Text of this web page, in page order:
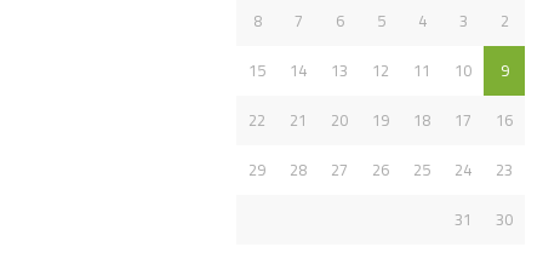
2
3
4
5
6
7
8
9
10
11
12
13
14
15
16
17
18
19
20
21
22
23
24
25
26
27
28
29
30
31